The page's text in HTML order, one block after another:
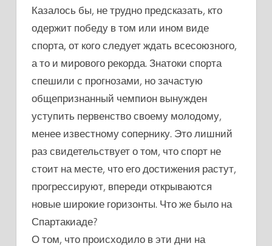
Казалось бы, не трудно предсказать, кто
одержит победу в том или ином виде
спорта, от кого следует ждать всесоюзного,
а то и мирового рекорда. Знатоки спорта
спешили с прогнозами, но зачастую
общепризнанный чемпион вынужден
уступить первенство своему молодому,
менее известному сопернику. Это лишний
раз свидетельствует о том, что спорт не
стоит на месте, что его достижения растут,
прогрессируют, впереди открываются
новые широкие горизонты. Что же было на
Спартакиаде?
О том, что происходило в эти дни на